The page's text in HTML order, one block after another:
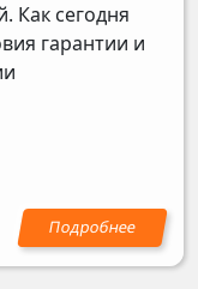
Как сегодня
гарантии и